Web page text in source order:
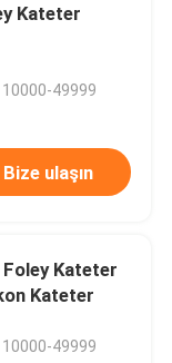
Kateter
49999
Bize ulaşın
Kateter
Kateter
49999